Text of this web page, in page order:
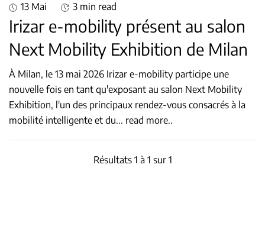
13 Mai 3 min read
Irizar e-mobility présent au salon
Next Mobility Exhibition de Milan
À Milan, le 13 mai 2026 Irizar e-mobility participe une
nouvelle fois en tant qu'exposant au salon Next Mobility
Exhibition, l'un des principaux rendez-vous consacrés à la
mobilité intelligente et du... read more..
Résultats 1 à 1 sur 1